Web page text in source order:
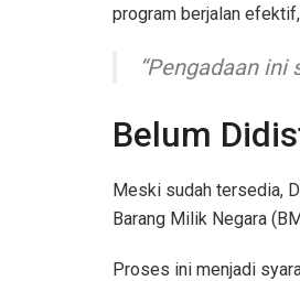
program berjalan
“Pengadaan
Belum
Meski sudah tersedia,
Barang Milik Negara
Proses ini menjadi